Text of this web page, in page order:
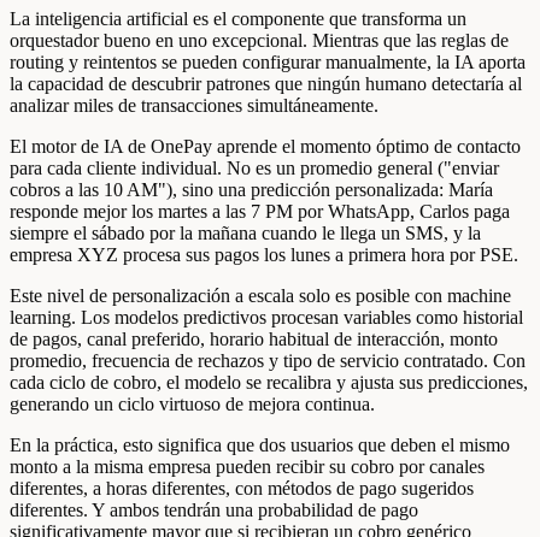
La inteligencia artificial es el componente que transforma un
orquestador bueno en uno excepcional. Mientras que las reglas de
routing y reintentos se pueden configurar manualmente, la IA aporta
la capacidad de descubrir patrones que ningún humano detectaría al
analizar miles de transacciones simultáneamente.
El motor de IA de OnePay aprende el momento óptimo de contacto
para cada cliente individual. No es un promedio general ("enviar
cobros a las 10 AM"), sino una predicción personalizada: María
responde mejor los martes a las 7 PM por WhatsApp, Carlos paga
siempre el sábado por la mañana cuando le llega un SMS, y la
empresa XYZ procesa sus pagos los lunes a primera hora por PSE.
Este nivel de personalización a escala solo es posible con machine
learning. Los modelos predictivos procesan variables como historial
de pagos, canal preferido, horario habitual de interacción, monto
promedio, frecuencia de rechazos y tipo de servicio contratado. Con
cada ciclo de cobro, el modelo se recalibra y ajusta sus predicciones,
generando un ciclo virtuoso de mejora continua.
En la práctica, esto significa que dos usuarios que deben el mismo
monto a la misma empresa pueden recibir su cobro por canales
diferentes, a horas diferentes, con métodos de pago sugeridos
diferentes. Y ambos tendrán una probabilidad de pago
significativamente mayor que si recibieran un cobro genérico